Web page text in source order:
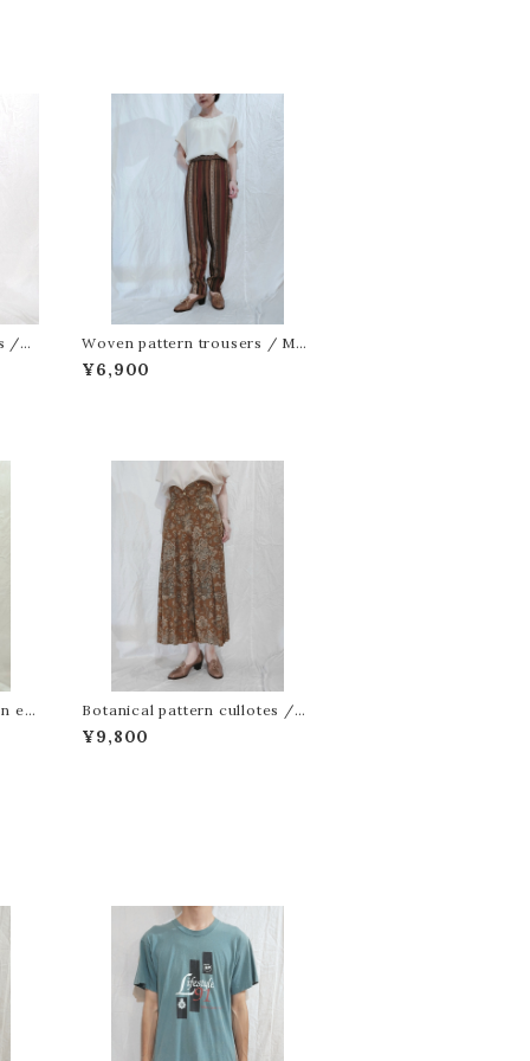
/W
Woven pattern trousers / Ma
de in Italy[m-1574]織り柄トラウ
ザーズ
¥6,900
ea
Botanical pattern cullotes /
Made in Italy[fa-1053]イタリア
製ボタニカル柄キュロット
¥9,800